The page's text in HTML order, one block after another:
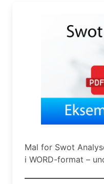
Mal for Swot
i WORD-format –